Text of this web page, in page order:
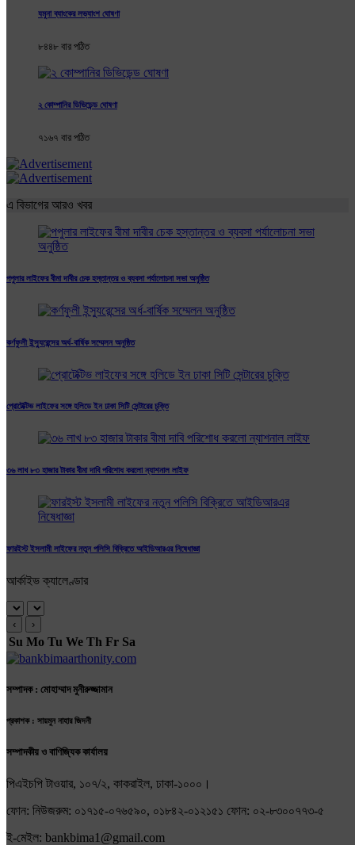
যমুনা ব্যাংকের লভ্যাংশ ঘোষণা
৮৪৪৮ বার পঠিত
২ কোম্পানির ডিভিডেন্ড ঘোষণা
৭১৬৭ বার পঠিত
এ বিভাগের আরও খবর
পপুলার লাইফের বীমা দাবীর চেক হস্তান্তর ও ব্যবসা পর্যালোচনা সভা অনুষ্ঠিত
কর্ণফুলী ইন্স্যুরেন্সের অর্ধ-বার্ষিক সম্মেলন অনুষ্ঠিত
প্রোটেক্টিভ লাইফের সঙ্গে হলিডে ইন ঢাকা সিটি সেন্টারের চুক্তি
৩৬ লাখ ৮৩ হাজার টাকার বীমা দাবি পরিশোধ করলো ন্যাশনাল লাইফ
ফারইস্ট ইসলামী লাইফের নতুন পলিসি বিক্রিতে আইডিআরএর নিষেধাজ্ঞা
আর্কাইভ ক্যালেণ্ডার
‹ ›
Su Mo Tu We Th Fr Sa
সম্পাদক : মোহাম্মাদ মুনীরুজ্জামান
প্রকাশক : সায়মুন নাহার জিদনী
সম্পাদকীয় ও বাণিজ্যিক কার্যালয়
পিএইচপি টাওয়ার, ১০৭/২, কাকরাইল, ঢাকা-১০০০।
ফোন: নিউজরুম: ০১৭১৫-০৭৬৫৯০, ০১৮৪২-০১২১৫১ ফোন: ০২-৮৩০০৭৭৩-৫
ই-মেইল: bankbima1@gmail.com